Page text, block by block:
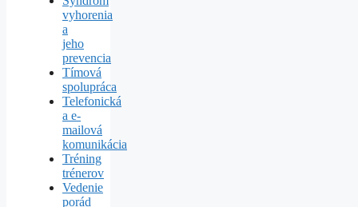
vyhorenia
a
jeho
prevencia
Tímová
spolupráca
Telefonická
a e-
mailová
komunikácia
Tréning
trénerov
Vedenie
porád